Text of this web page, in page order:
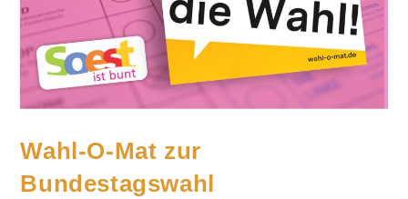
Wahl-O-Mat zur
Bundestagswahl